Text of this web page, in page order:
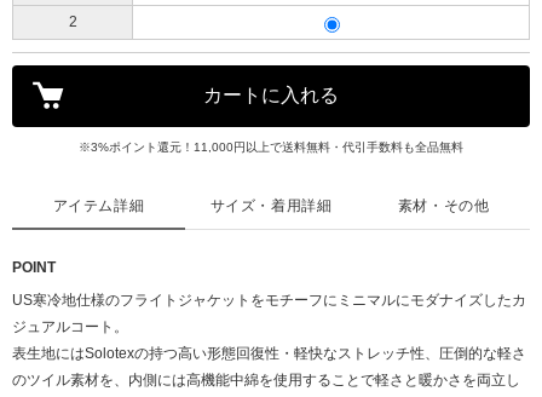
2
※3%ポイント還元！11,000円以上で送料無料・代引手数料も全品無料
アイテム詳細
POINT
US寒冷地仕様のフライトジャケットをモチーフにミニマルにモダナイズしたカ
ジュアルコート。
表生地にはSolotexの持つ高い形態回復性・軽快なストレッチ性、圧倒的な軽さ
のツイル素材を、内側には高機能中綿を使用することで軽さと暖かさを両立し
サイズ・着用詳細 素材・その他